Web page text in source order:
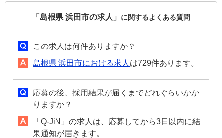
「島根県 浜田市の求人」 に関するよくある質問
この求人は何件ありますか？
島根県 浜田市における求人 は729件あります。
応募の後、採用結果が届くまでどれぐらいかか
りますか？
「Q-JiN」の求人は、応募してから3日以内に結
果通知が届きます。